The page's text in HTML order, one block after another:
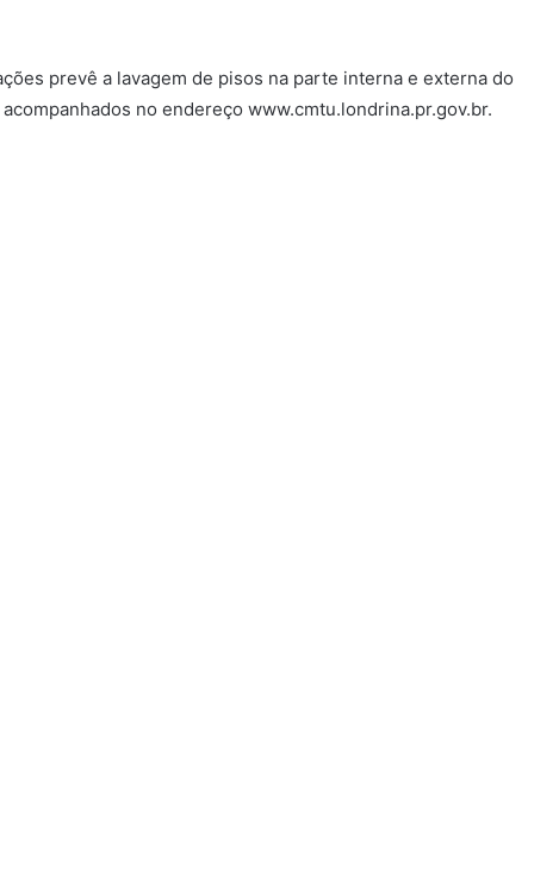
prevê a lavagem de pisos na parte interna e externa do
no endereço www.cmtu.londrina.pr.gov.br.